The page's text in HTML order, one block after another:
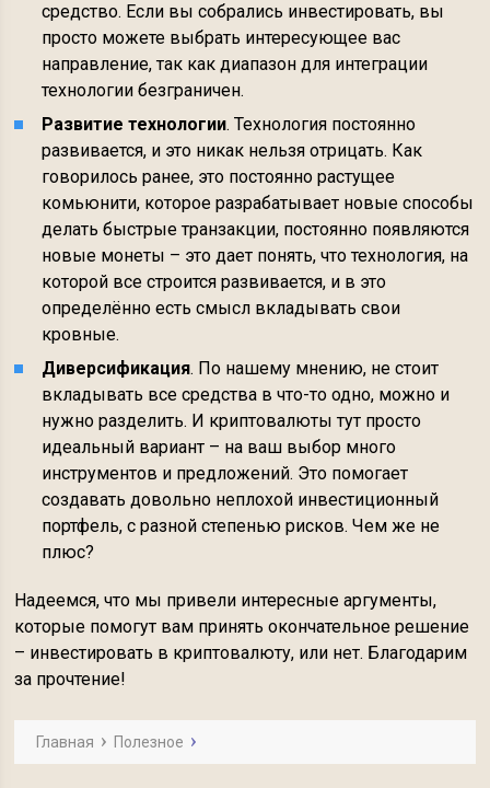
средство. Если вы собрались инвестировать, вы
просто можете выбрать интересующее вас
направление, так как диапазон для интеграции
технологии безграничен.
Развитие технологии. Технология постоянно
развивается, и это никак нельзя отрицать. Как
говорилось ранее, это постоянно растущее
комьюнити, которое разрабатывает новые способы
делать быстрые транзакции, постоянно появляются
новые монеты – это дает понять, что технология, на
которой все строится развивается, и в это
определённо есть смысл вкладывать свои
кровные.
Диверсификация. По нашему мнению, не стоит
вкладывать все средства в что-то одно, можно и
нужно разделить. И криптовалюты тут просто
идеальный вариант – на ваш выбор много
инструментов и предложений. Это помогает
создавать довольно неплохой инвестиционный
портфель, с разной степенью рисков. Чем же не
плюс?
Надеемся, что мы привели интересные аргументы,
которые помогут вам принять окончательное решение
– инвестировать в криптовалюту, или нет. Благодарим
за прочтение!
Главная Полезное